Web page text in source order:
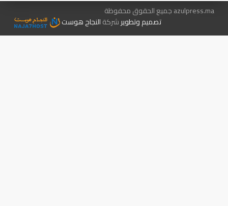
azulpress.ma جميع الحقوق محفوظة
تصميم وتطويرشركةالنجاح هوست